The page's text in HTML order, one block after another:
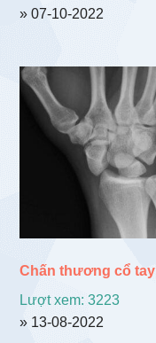
» 07-10-2022
Chấn thương cổ tay
Lượt xem: 3223
» 13-08-2022